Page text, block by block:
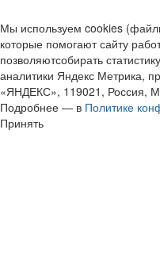
Мы используем cookies
которые помогают сайту
позволяютсобирать
аналитики Яндекс Метрика,
«ЯНДЕКС», 119021, Россия,
Подробнее — в Политике
Принять